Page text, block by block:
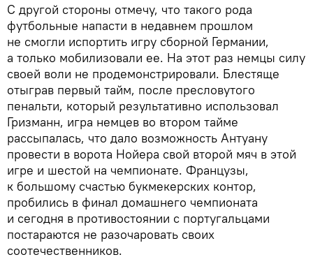
С другой стороны отмечу, что такого рода
футбольные напасти в недавнем прошлом
не смогли испортить игру сборной Германии,
а только мобилизовали ее. На этот раз немцы силу
своей воли не продемонстрировали. Блестяще
отыграв первый тайм, после пресловутого
пенальти, который результативно использовал
Гризманн, игра немцев во втором тайме
рассыпалась, что дало возможность Антуану
провести в ворота Нойера свой второй мяч в этой
игре и шестой на чемпионате. Французы,
к большому счастью букмекерских контор,
пробились в финал домашнего чемпионата
и сегодня в противостоянии с португальцами
постараются не разочаровать своих
соотечественников.